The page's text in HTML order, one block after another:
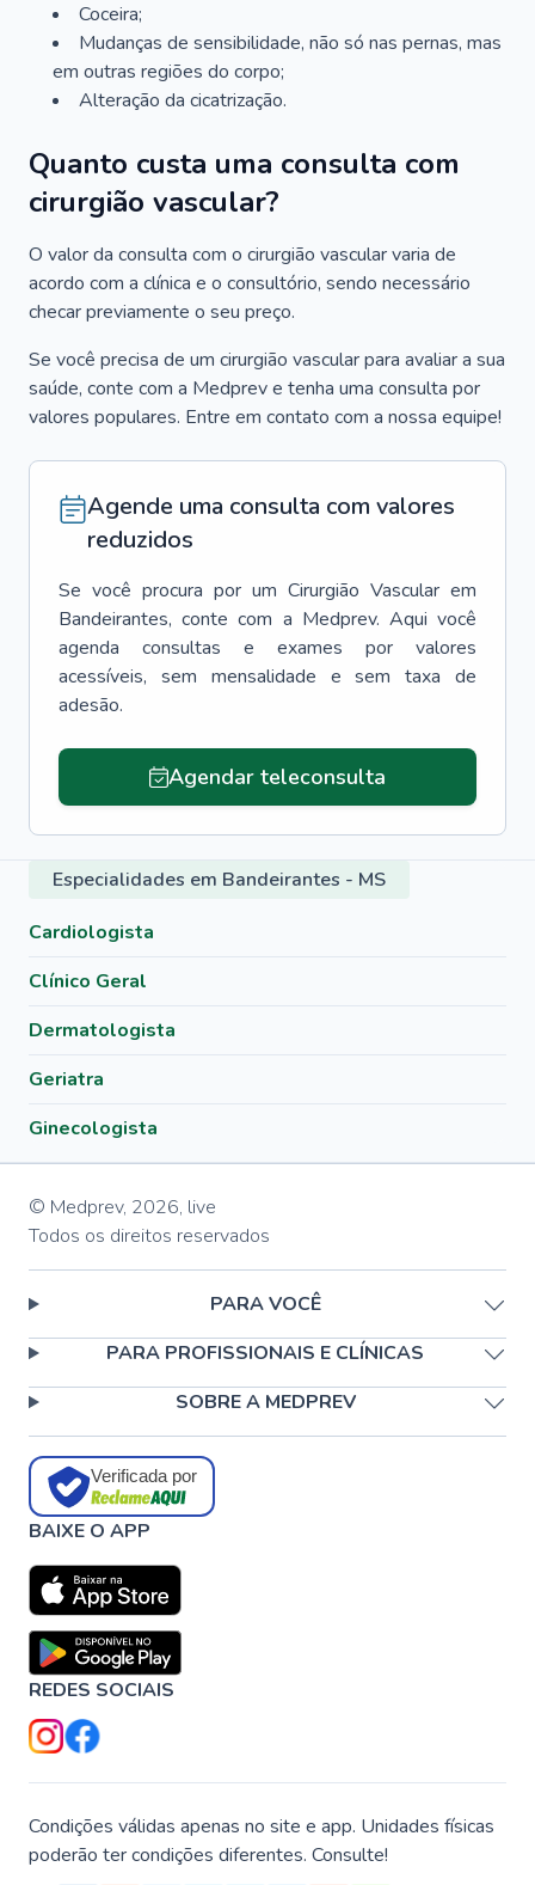
Coceira;
Mudanças de sensibilidade, não só nas pernas, mas
em outras regiões do corpo;
Alteração da cicatrização.
Quanto custa uma consulta com
cirurgião vascular?
O valor da consulta com o cirurgião vascular varia de
acordo com a clínica e o consultório, sendo necessário
checar previamente o seu preço.
Se você precisa de um cirurgião vascular para avaliar a sua
saúde, conte com a Medprev e tenha uma consulta por
valores populares. Entre em contato com a nossa equipe!
Agende uma consulta com valores
reduzidos
Se você procura por um Cirurgião Vascular em
Bandeirantes, conte com a Medprev. Aqui você
agenda consultas e exames por valores
acessíveis, sem mensalidade e sem taxa de
adesão.
Agendar teleconsulta
Especialidades em Bandeirantes - MS
Cardiologista
Clínico Geral
Dermatologista
Geriatra
Ginecologista
© Medprev, 2026, live
Todos os direitos reservados
PARA VOCÊ
PARA PROFISSIONAIS E CLÍNICAS
SOBRE A MEDPREV
Verificada por
BAIXE O APP
REDES SOCIAIS
Condições válidas apenas no site e app. Unidades físicas
poderão ter condições diferentes. Consulte!